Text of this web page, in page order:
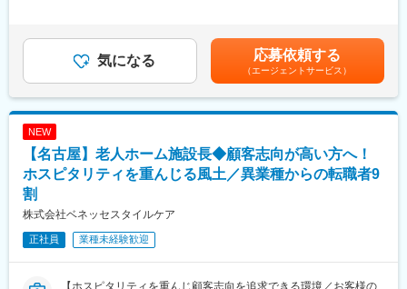
■入社後の流れ
まずは実務を通してバックオフィス業務をご理解いただき、並行
して医療保険や介護保険制度、訪問診療の仕組みを把握いただき
事務職というとサポートのイメージが先行しますが、同院では縁
の下の力持ちとなり、診療チームを支えるとても重要なポジショ
き、理解して業務を進めることが重要になりますので、優先順位
をつけることや、部門内外含め俯瞰して業務を把握するスキルを
無＞有＜残業手当＞有＜給与補足＞予定年収はあくまでも目安の
金額であり、選考を通じて上下する可能性があります。■賞与：年
２回■昇給：年１回（個人評価による）賃金はあくまでも目安の金
額であり、選考を通じて上下する可能性があります。月給(月額)は
固定手当を含めた表記です。
気になる 応募依頼する
（エージェントサービス）
NEW
【名古屋】老人ホーム施設長◆顧客志向が高い方へ！
ホスピタリティを重んじる風土／異業種からの転職者9
割
株式会社ベネッセスタイルケア
正社員 業種未経験歓迎